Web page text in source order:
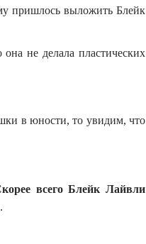
пришлось выложить Блейк
не делала пластических
в юности, то увидим, что
всего Блейк Лайвли